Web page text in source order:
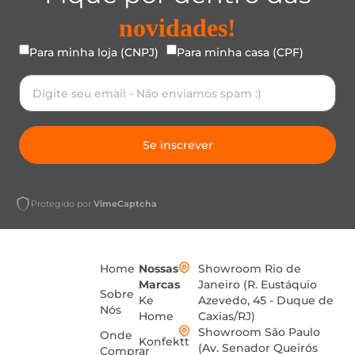
novidades!
Para minha loja (CNPJ) Para minha casa (CPF)
Se inscrever
Protegido por VimeCaptcha
Home
Sobre
Nós
Onde
Comprar
Nossas
Marcas
Ke
Home
Konfektt
Showroom Rio de
Janeiro (R. Eustáquio
Azevedo, 45 - Duque de
Caxias/RJ)
Showroom São Paulo
(Av. Senador Queirós